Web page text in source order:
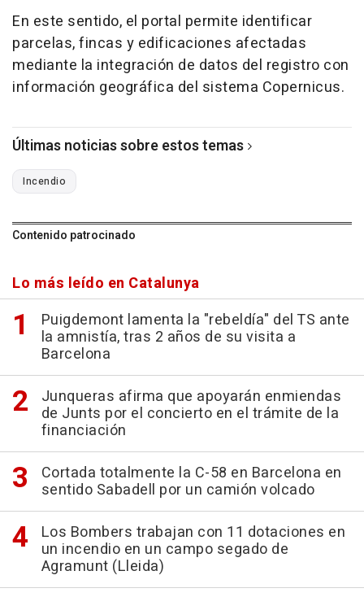
En este sentido, el portal permite identificar
parcelas, fincas y edificaciones afectadas
mediante la integración de datos del registro con
información geográfica del sistema Copernicus.
Últimas noticias sobre estos temas
Incendio
Contenido patrocinado
Lo más leído en Catalunya
Puigdemont lamenta la "rebeldía" del TS ante
la amnistía, tras 2 años de su visita a
Barcelona
Junqueras afirma que apoyarán enmiendas
de Junts por el concierto en el trámite de la
financiación
Cortada totalmente la C-58 en Barcelona en
sentido Sabadell por un camión volcado
Los Bombers trabajan con 11 dotaciones en
un incendio en un campo segado de
Agramunt (Lleida)